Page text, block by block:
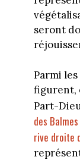
seront
Parmi
figurent,
Part-
des Balmes
rive droite